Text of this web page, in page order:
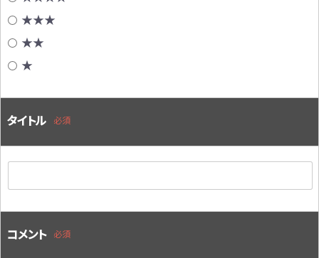
★★★
★★
★
タイトル 必須
コメント 必須